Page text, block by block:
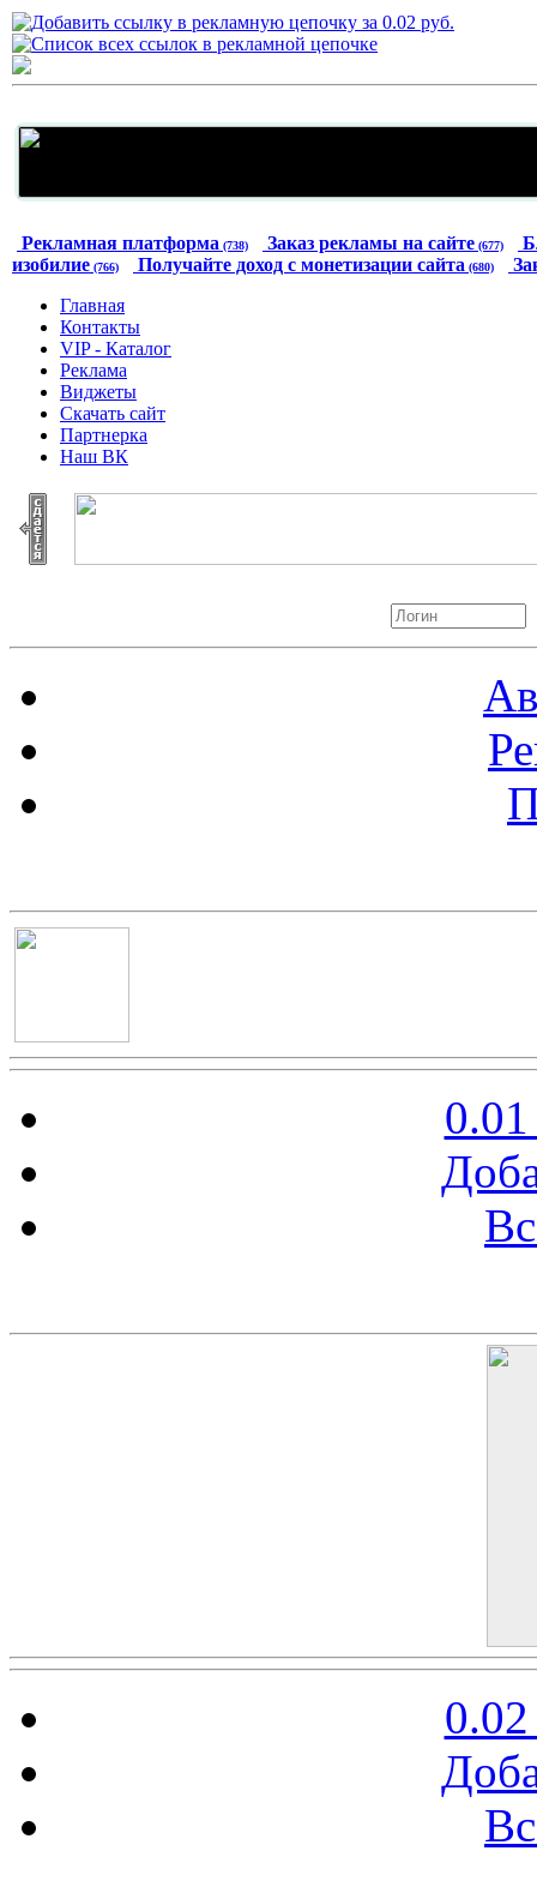
Рекламная платформа (738) Заказ рекламы на сайте (677)
изобилие (766) Получайте доход с монетизации сайта (680)
Главная
Контакты
VIP - Каталог
Реклама
Виджеты
Скачать сайт
Партнерка
Наш ВК